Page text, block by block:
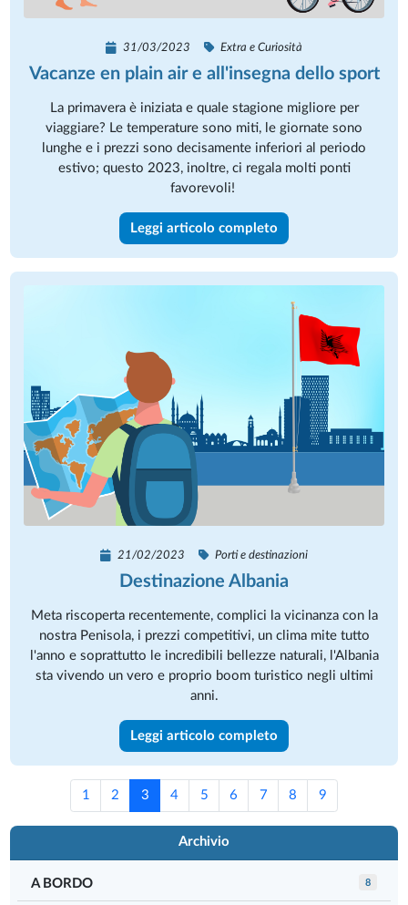
Vacanze en plain air e all'insegna dello sport
31/03/2023 Extra e Curiosità
La primavera è iniziata e quale stagione migliore per
viaggiare? Le temperature sono miti, le giornate sono
lunghe e i prezzi sono decisamente inferiori al periodo
estivo; questo 2023, inoltre, ci regala molti ponti
favorevoli!
Leggi articolo completo
Destinazione Albania
21/02/2023 Porti e destinazioni
Meta riscoperta recentemente, complici la vicinanza con la
nostra Penisola, i prezzi competitivi, un clima mite tutto
l'anno e soprattutto le incredibili bellezze naturali, l'Albania
sta vivendo un vero e proprio boom turistico negli ultimi
anni.
Leggi articolo completo
1 2 3 4 5 6 7 8 9
Archivio
A BORDO 8